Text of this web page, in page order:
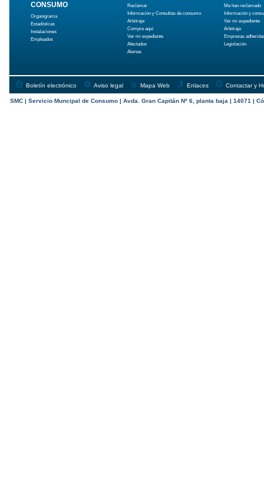
CONSUMO
Organigrama
Estadísticas
Instalaciones
Empleados
Reclamar
Información y Consultas de consumo
Arbitraje
Compre aquí
Ver mi expediente
Afectados
Alertas
Me han reclamado
Información y
Ver mi expediente
Arbitraje
Empresas
Legislación
Boletín electrónico Aviso legal Mapa Web Enlaces Contactar y
SMC | Servicio Muncipal de Consumo | Avda. Gran Capitán Nº 6, planta baja | 14071 |